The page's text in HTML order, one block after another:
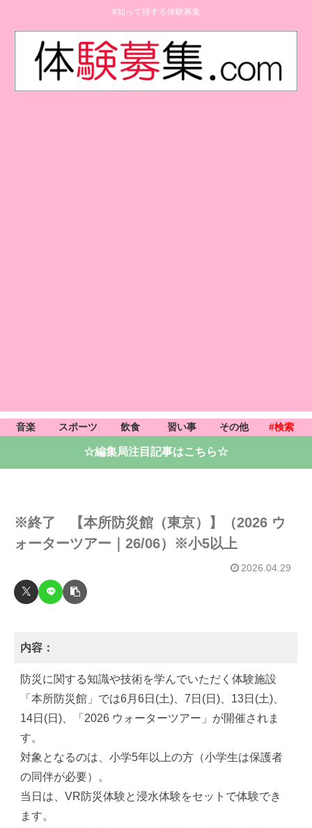
#知って得する体験募集
音楽 スポーツ 飲食 習い事 その他 #検索
☆編集局注目記事はこちら☆
※終了 【本所防災館（東京）】（2026 ウ
ォーターツアー｜26/06）※小5以上
2026.04.29
内容：
防災に関する知識や技術を学んでいただく体験施設
「本所防災館」では6月6日(土)、7日(日)、13日(土)、
14日(日)、「2026 ウォーターツアー」が開催されま
す。
対象となるのは、小学5年以上の方（小学生は保護者
の同伴が必要）。
当日は、VR防災体験と浸水体験をセットで体験でき
ます。